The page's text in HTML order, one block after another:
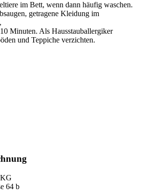
im Bett, wenn dann häufig waschen.
getragene Kleidung im
Minuten. Als Hausstauballergiker
und Teppiche verzichten.
64 b